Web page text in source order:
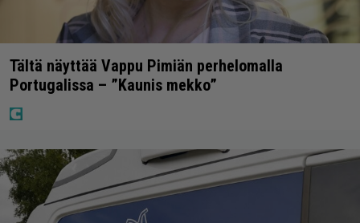
Tältä näyttää Vappu Pimiän perhelomalla
Portugalissa – ”Kaunis mekko”